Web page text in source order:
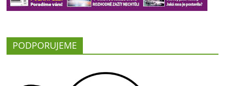
PODPORUJEME